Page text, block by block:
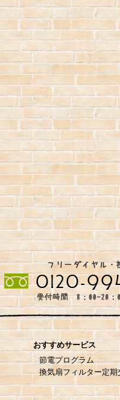
おすすめサービス
節電プログラム
換気扇フィルター定期